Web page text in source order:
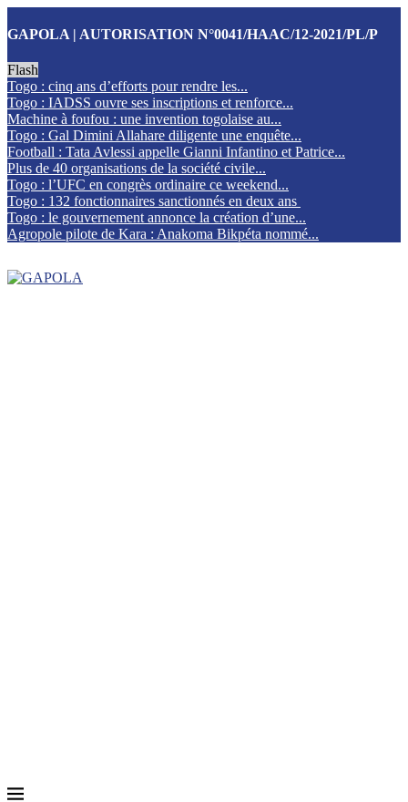
GAPOLA | AUTORISATION N°0041/HAAC/12-2021/PL/P
Flash
Togo : cinq ans d’efforts pour rendre les...
Togo : IADSS ouvre ses inscriptions et renforce...
Machine à foufou : une invention togolaise au...
Togo : Gal Dimini Allahare diligente une enquête...
Football : Tata Avlessi appelle Gianni Infantino et Patrice...
Plus de 40 organisations de la société civile...
Togo : l’UFC en congrès ordinaire ce weekend...
Togo : 132 fonctionnaires sanctionnés en deux ans
Togo : le gouvernement annonce la création d’une...
Agropole pilote de Kara : Anakoma Bikpéta nommé...